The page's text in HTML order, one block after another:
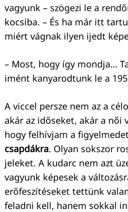
vagyunk – szögezi le a
kocsiba. – És ha már itt
miért vágnak ilyen ijedt
– Most, hogy így mondja…
imént kanyarodtunk le a
A viccel persze nem az a
akár az időseket, akár a női
hogy felhívjam a
csapdákra. Olyan sokszor
jeleket. A kudarc nem azt
vagyunk képesek a
erőfeszítéseket tettünk
feladni kell, hanem sokkal